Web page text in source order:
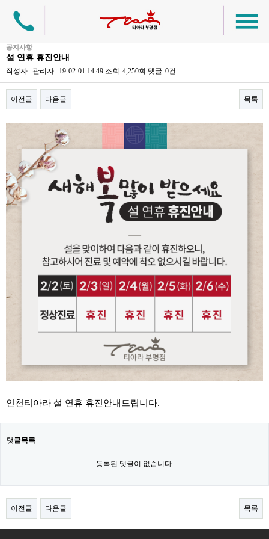
공지사항
설 연휴 휴진안내
작성자 관리자 19-02-01 14:49 조회 4,250회 댓글 0건
이전글 다음글 목록
인천티아라 설 연휴 휴진안내드립니다.
댓글목록
등록된 댓글이 없습니다.
이전글 다음글 목록